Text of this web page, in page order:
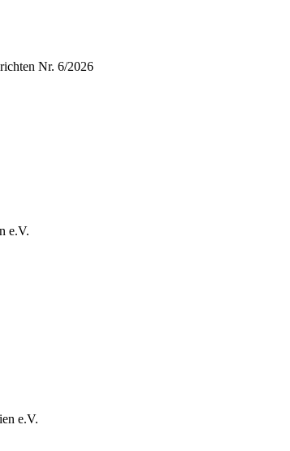
Nr. 6/2026
e.V.
e.V.